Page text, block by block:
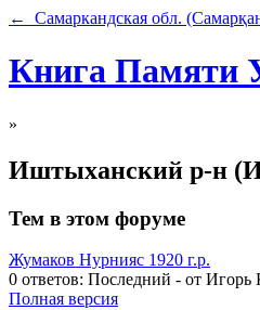
← Самаркандская обл.
Книга Памяти
»
Иштыханский р-н
Тем в этом форуме
Жумаков Нурнияс 1920 г.р.
0 ответов: Последний - от
Полная версия